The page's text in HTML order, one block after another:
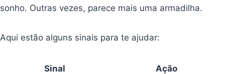
sonho. Outras vezes, parece mais uma armadilha.
Aqui estão alguns sinais para te ajudar:
Sinal
Ação